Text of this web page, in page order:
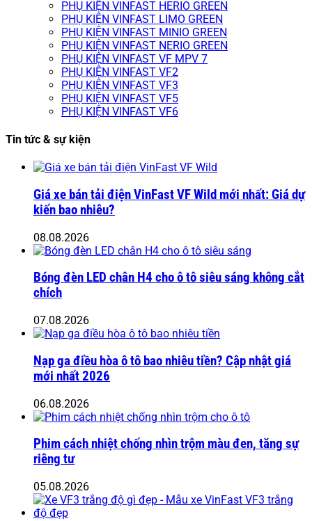
PHỤ KIỆN VINFAST HERIO GREEN
PHỤ KIỆN VINFAST LIMO GREEN
PHỤ KIỆN VINFAST MINIO GREEN
PHỤ KIỆN VINFAST NERIO GREEN
PHỤ KIỆN VINFAST VF MPV 7
PHỤ KIỆN VINFAST VF2
PHỤ KIỆN VINFAST VF3
PHỤ KIỆN VINFAST VF5
PHỤ KIỆN VINFAST VF6
Tin tức & sự kiện
Giá xe bán tải điện VinFast VF Wild mới nhất: Giá dự
kiến bao nhiêu?
08.08.2026
Bóng đèn LED chân H4 cho ô tô siêu sáng không cắt
chích
07.08.2026
Nạp ga điều hòa ô tô bao nhiêu tiền? Cập nhật giá
mới nhất 2026
06.08.2026
Phim cách nhiệt chống nhìn trộm màu đen, tăng sự
riêng tư
05.08.2026